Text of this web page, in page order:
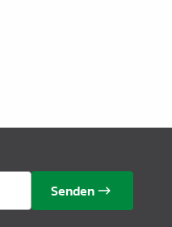
Senden